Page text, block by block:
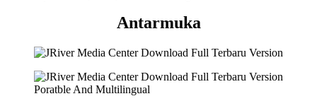
Antarmuka